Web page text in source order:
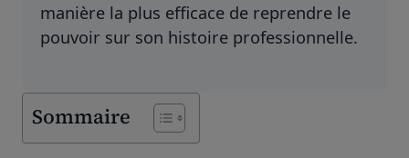
manière la plus efficace de reprendre le
pouvoir sur son histoire professionnelle.
Sommaire